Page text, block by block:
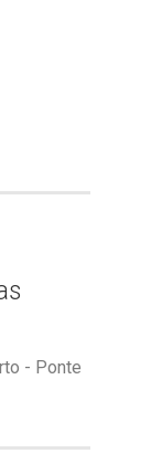
- Ponte